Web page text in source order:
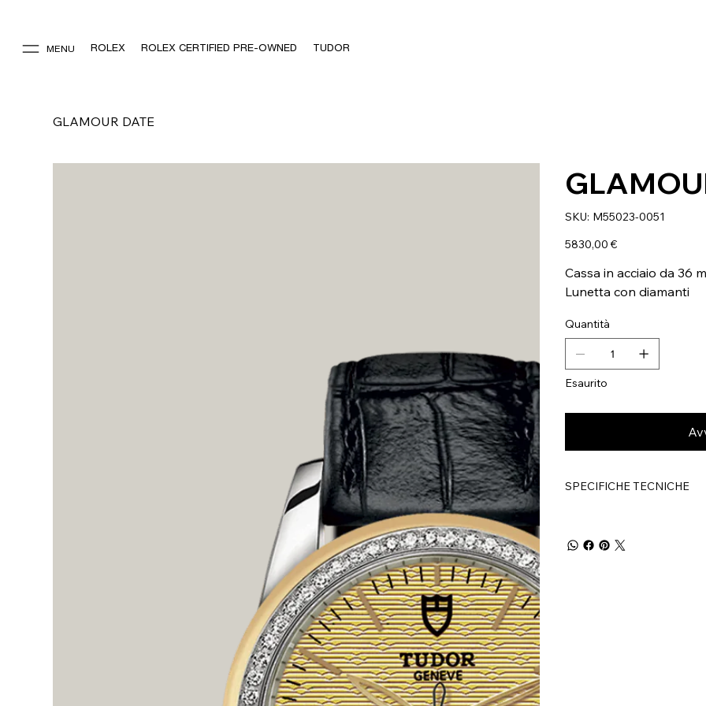
MENU ROLEX ROLEX CERTIFIED PRE-OWNED TUDOR
GLAMOUR DATE
SKU: SKU
M55023-
M55023-0051
Prezzo
5830,00 €
Cassa in acciaio da 36
Lunetta con diamanti
Quantità
Esaurito
SPECIFICHE TECNICHE